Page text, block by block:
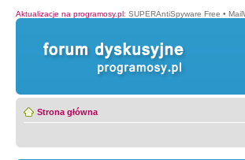
Aktualizacje na programosy.pl: SUPERAntiSpyware Free •
Strona główna